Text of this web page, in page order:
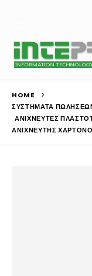
HOME
ΣΥΣΤΉΜΑΤΑ
ΑΝΙΧΝΕΥΤΈΣ
ΑΝΙΧΝΕΥΤΉΣ